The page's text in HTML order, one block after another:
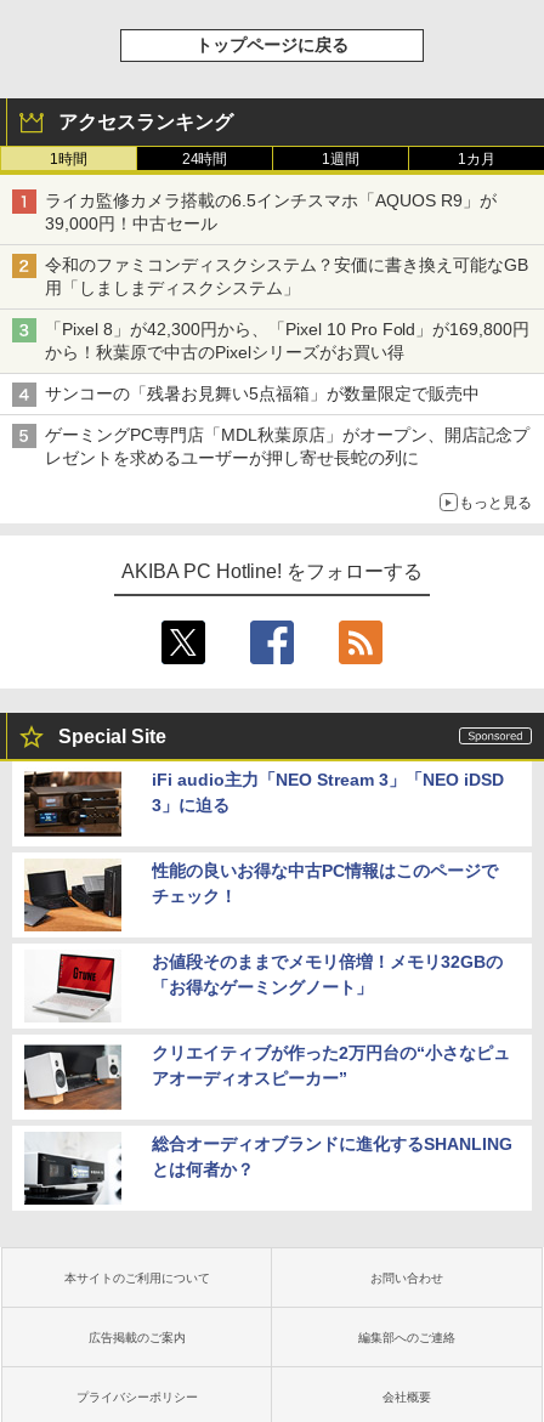
トップページに戻る
アクセスランキング
1時間 24時間 1週間 1カ月
ライカ監修カメラ搭載の6.5インチスマホ「AQUOS R9」が
39,000円！中古セール
令和のファミコンディスクシステム？安価に書き換え可能なGB
用「しましまディスクシステム」
「Pixel 8」が42,300円から、「Pixel 10 Pro Fold」が169,800円
から！秋葉原で中古のPixelシリーズがお買い得
サンコーの「残暑お見舞い5点福箱」が数量限定で販売中
ゲーミングPC専門店「MDL秋葉原店」がオープン、開店記念プ
レゼントを求めるユーザーが押し寄せ長蛇の列に
もっと見る
AKIBA PC Hotline! をフォローする
Special Site
iFi audio主力「NEO Stream 3」「NEO iDSD
3」に迫る
性能の良いお得な中古PC情報はこのページで
チェック！
お値段そのままでメモリ倍増！メモリ32GBの
「お得なゲーミングノート」
クリエイティブが作った2万円台の“小さなピュ
アオーディオスピーカー”
総合オーディオブランドに進化するSHANLING
とは何者か？
本サイトのご利用について お問い合わせ
広告掲載のご案内 編集部へのご連絡
プライバシーポリシー 会社概要